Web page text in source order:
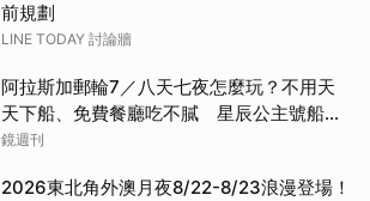
前規劃
LINE TODAY 討論牆
阿拉斯加郵輪7／八天七夜怎麼玩？不用天
天下船、免費餐廳吃不膩 星辰公主號船上
一日生活公開
鏡週刊
2026東北角外澳月夜8/22-8/23浪漫登場！